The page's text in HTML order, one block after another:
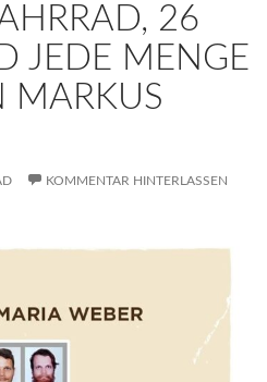
26
JEDE MENGE
MARKUS
KOMMENTAR HINTERLASSEN